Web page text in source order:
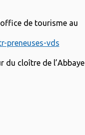
de tourisme au
preneuses-vds
du cloître de l’Abbaye